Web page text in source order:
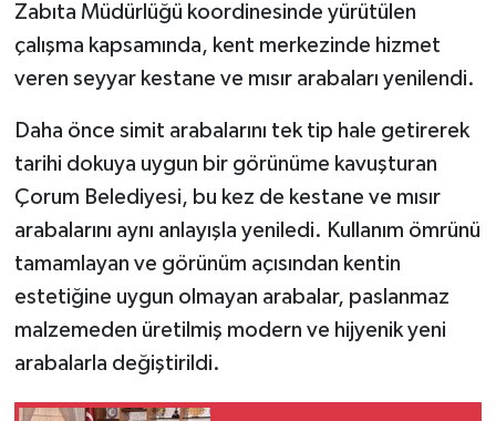
Zabıta Müdürlüğü koordinesinde yürütülen
çalışma kapsamında, kent merkezinde hizmet
veren seyyar kestane ve mısır arabaları yenilendi.
Daha önce simit arabalarını tek tip hale getirerek
tarihi dokuya uygun bir görünüme kavuşturan
Çorum Belediyesi, bu kez de kestane ve mısır
arabalarını aynı anlayışla yeniledi. Kullanım ömrünü
tamamlayan ve görünüm açısından kentin
estetiğine uygun olmayan arabalar, paslanmaz
malzemeden üretilmiş modern ve hijyenik yeni
arabalarla değiştirildi.